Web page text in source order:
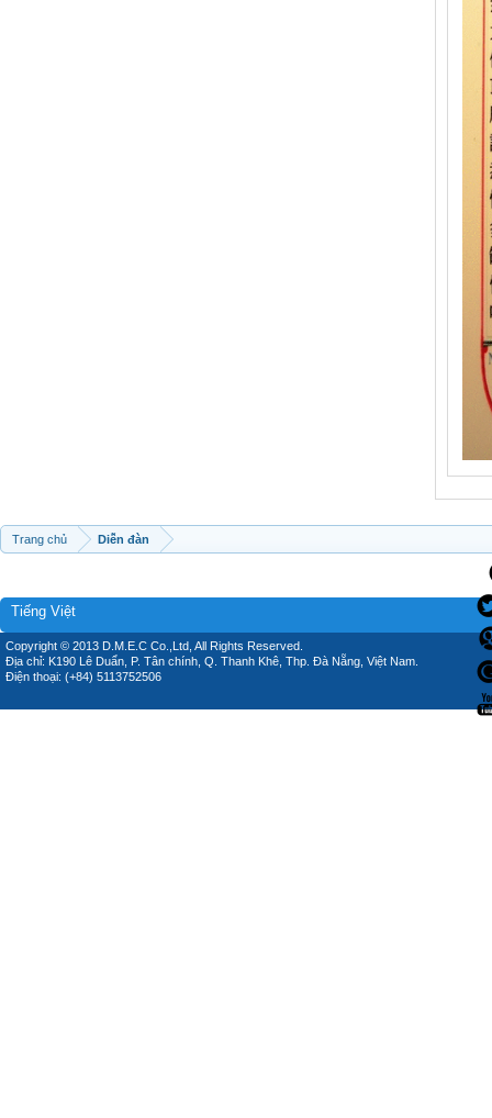
Trang chủ Diễn đàn
Tiếng Việt
Copyright © 2013 D.M.E.C Co.,Ltd, All Rights Reserved.
Địa chỉ: K190 Lê Duẩn, P. Tân chính, Q. Thanh Khê, Thp. Đà Nẵng, Việt Nam.
Điện thoại: (+84) 5113752506